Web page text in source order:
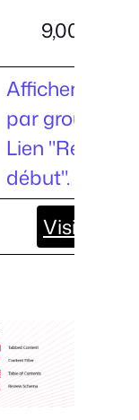
9,000+
Afficher les
par groupe.
Lien "Retour
début".
Visiter